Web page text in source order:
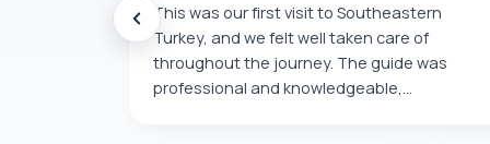
This was our first visit to Southeastern
Turkey, and we felt well taken care of
throughout the journey. The guide was
professional and knowledgeable,...